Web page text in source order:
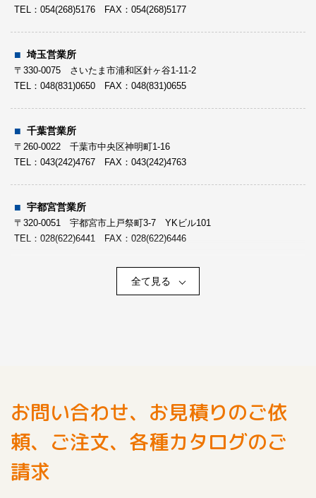
福岡営業所
〒811-2304 福岡県糟屋郡粕屋町大字仲原１７７２番地の２
TEL： 092-621-0022 FAX：092-621-0699
大分営業所
〒870-0901 大分市西新地１丁目８番１４号
TEL： 097-556-3335 FAX：097-556-3027
長崎営業所
〒851-2103 長崎県西彼杵郡時津町元村郷913-8幸田ビル１F
TEL： 095-882-8088 FAX：095-882-8108
熊本営業所
TEL： 096-357-8610 FAX：096-357-8615
〒901-0241 沖縄県豊見城市豊見城７３番地
TEL：054(268)5176 FAX：054(268)5177
埼玉営業所
〒330-0075 さいたま市浦和区針ヶ谷1-11-2
TEL：048(831)0650 FAX：048(831)0655
千葉営業所
〒260-0022 千葉市中央区神明町1-16
TEL：043(242)4767 FAX：043(242)4763
宇都宮営業所
〒320-0051 宇都宮市上戸祭町3-7 YKビル101
TEL：028(622)6441 FAX：028(622)6446
〒300-0033 土浦市川口1-7-19
長野営業所
〒380-0918 長野市アークス15-26（長野事業所）
TEL：026(227)2516 FAX：026(227)2558
全て見る
お問い合わせ、お見積りのご依
頼、ご注文、各種カタログのご
請求